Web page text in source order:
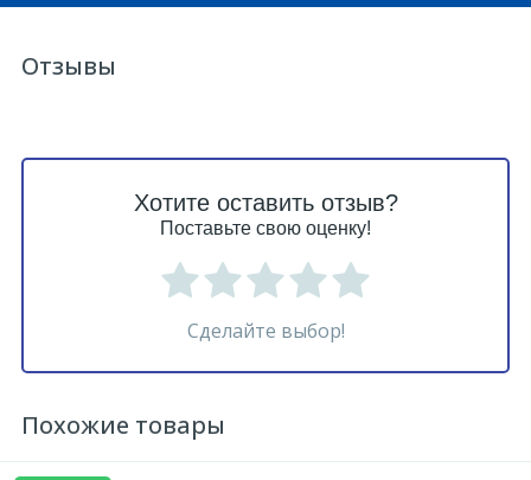
Отзывы
Хотите оставить отзыв?
Поставьте свою оценку!
Сделайте выбор!
Похожие товары